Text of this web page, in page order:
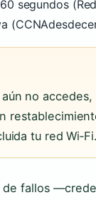
segundos
no
tu red
fallos